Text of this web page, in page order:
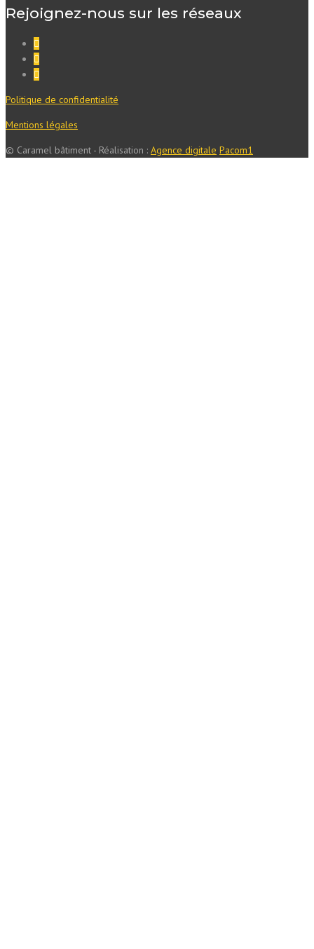
Rejoignez-nous sur les réseaux
Politique de confidentialité
Mentions légales
© Caramel bâtiment - Réalisation : Agence digitale Pacom1